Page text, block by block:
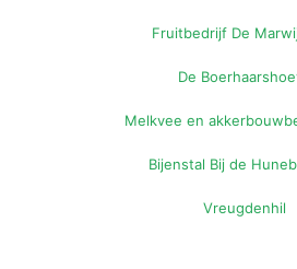
Fruitbedrijf De
De
Melkvee en
Bijenstal Bij de
Vreugdenhil